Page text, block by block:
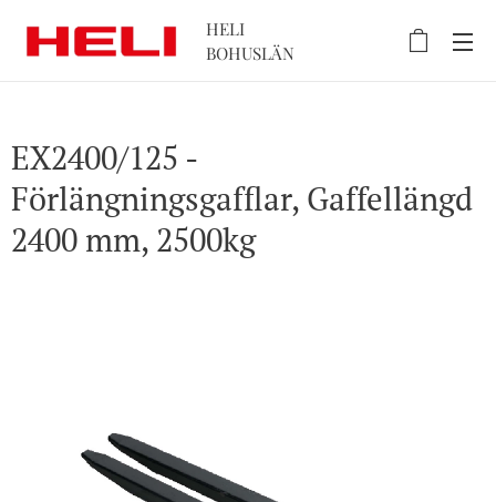
HELI
BOHUSLÄN
EX2400/125 -
Förlängningsgafflar, Gaffellängd
2400 mm, 2500kg